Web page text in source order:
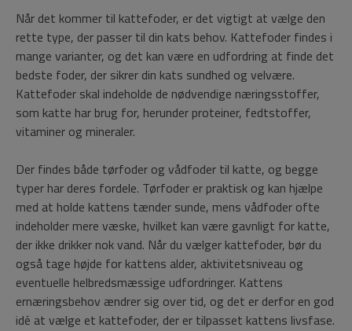
Når det kommer til kattefoder, er det vigtigt at vælge den
rette type, der passer til din kats behov. Kattefoder findes i
mange varianter, og det kan være en udfordring at finde det
bedste foder, der sikrer din kats sundhed og velvære.
Kattefoder skal indeholde de nødvendige næringsstoffer,
som katte har brug for, herunder proteiner, fedtstoffer,
vitaminer og mineraler.
Der findes både tørfoder og vådfoder til katte, og begge
typer har deres fordele. Tørfoder er praktisk og kan hjælpe
med at holde kattens tænder sunde, mens vådfoder ofte
indeholder mere væske, hvilket kan være gavnligt for katte,
der ikke drikker nok vand. Når du vælger kattefoder, bør du
også tage højde for kattens alder, aktivitetsniveau og
eventuelle helbredsmæssige udfordringer. Kattens
ernæringsbehov ændrer sig over tid, og det er derfor en god
idé at vælge et kattefoder, der er tilpasset kattens livsfase.